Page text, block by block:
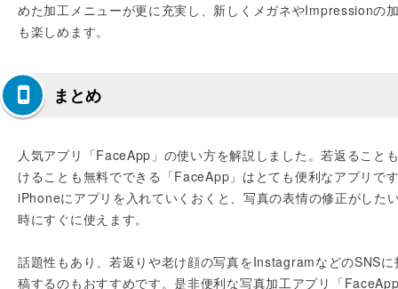
めた加工メニューが更に充実し、新しくメガネやImpressionの
も楽しめます。
まとめ
人気アプリ「FaceApp」の使い方を解説しました。若返ること
けることも無料でできる「FaceApp」はとても便利なアプリで
iPhoneにアプリを入れていくおくと、写真の表情の修正がした
時にすぐに使えます。
話題性もあり、若返りや老け顔の写真をInstagramなどのSNSに
稿するのもおすすめです。是非便利な写真加工アプリ「